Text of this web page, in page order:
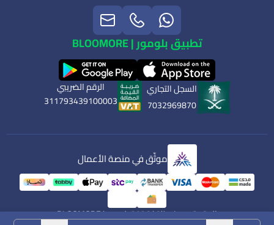
تطبيق بلومور | BLOOMORE
السجل التجاري
7032969870
الرقم الضريبي
311793439100003
موثّق في منصة الأعمال
الحقوق محفوظة | 2026 بلومور | BLOOMORE